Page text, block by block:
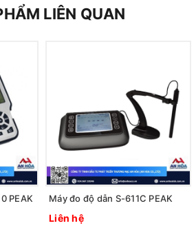
LIÊN QUAN
PEAK Máy đo độ dẫn S-611C PEAK
Liên hệ